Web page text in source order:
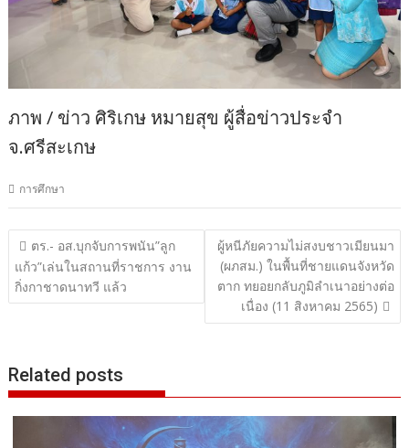
ภาพ / ข่าว ศิริเกษ หมายสุข ผู้สื่อข่าวประจำ
จ.ศรีสะเกษ
การศึกษา
แนะแนว
เรื่อง
ตร.- อส.บุกจับการพนัน”ลูก
แก้ว”เล่นในสถานที่ราชการ งาน
กิ่งกาชาดนาทวี แล้ว
ผู้หนีภัยความไม่สงบชาวเมียนมา
(ผภสม.) ในพื้นที่ชายแดนจังหวัด
ตาก ทยอยกลับภูมิลำเนาอย่างต่อ
เนื่อง (11 สิงหาคม 2565)
Related posts